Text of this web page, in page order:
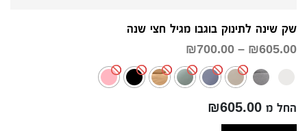
שק שינה לתינוק בוגבו מגיל חצי שנה
₪605.00
–
₪700.00
עד
החל מ ₪605.00